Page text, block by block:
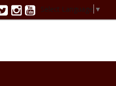
Select Language ▼